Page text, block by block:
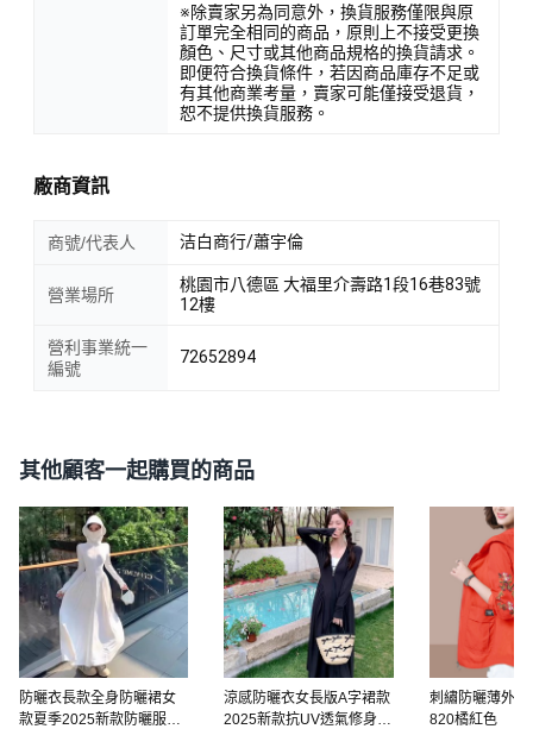
※除賣家另為同意外，換貨服務僅限與原
訂單完全相同的商品，原則上不接受更換
顏色、尺寸或其他商品規格的換貨請求。
即便符合換貨條件，若因商品庫存不足或
有其他商業考量，賣家可能僅接受退貨，
恕不提供換貨服務。
廠商資訊
商號/代表人 洁白商行/蕭宇倫
營業場所
桃園市八德區 大福里介壽路1段16巷83號
12樓
營利事業統一
編號
72652894
其他顧客一起購買的商品
防曬衣長款全身防曬裙女
款夏季2025新款防曬服套
涼感防曬衣女長版A字裙款
2025新款抗UV透氣修身防
刺繡防曬薄外套
820橘紅色